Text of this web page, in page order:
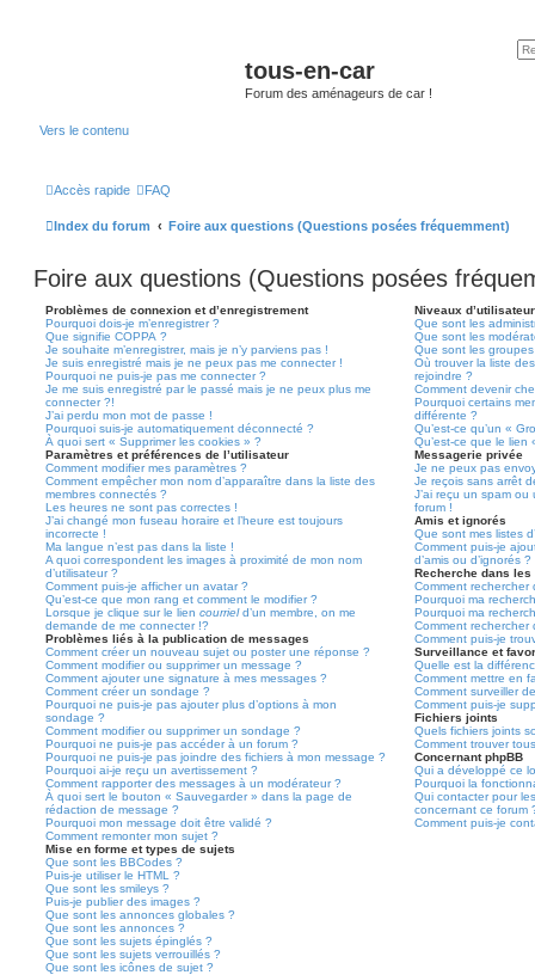
tous-en-car
Forum des aménageurs de car !
Vers le contenu
Accès rapide FAQ
Index du forum Foire aux questions (Questions posées fréquemment)
Foire aux questions (Questions posées
Problèmes de connexion et d’enregistrement
Pourquoi dois-je m’enregistrer ?
Que signifie COPPA ?
Je souhaite m’enregistrer, mais je n’y parviens pas !
Je suis enregistré mais je ne peux pas me connecter !
Pourquoi ne puis-je pas me connecter ?
Je me suis enregistré par le passé mais je ne peux plus me
connecter ?!
J’ai perdu mon mot de passe !
Pourquoi suis-je automatiquement déconnecté ?
À quoi sert « Supprimer les cookies » ?
Paramètres et préférences de l’utilisateur
Comment modifier mes paramètres ?
Comment empêcher mon nom d’apparaître dans la liste des
membres connectés ?
Les heures ne sont pas correctes !
J’ai changé mon fuseau horaire et l’heure est toujours
incorrecte !
Ma langue n’est pas dans la liste !
A quoi correspondent les images à proximité de mon nom
d’utilisateur ?
Comment puis-je afficher un avatar ?
Qu’est-ce que mon rang et comment le modifier ?
Lorsque je clique sur le lien courrield’un membre, on me
demande de me connecter !?
Problèmes liés à la publication de messages
Comment créer un nouveau sujet ou poster une réponse ?
Comment modifier ou supprimer un message ?
Comment ajouter une signature à mes messages ?
Comment créer un sondage ?
Pourquoi ne puis-je pas ajouter plus d’options à mon
sondage ?
Comment modifier ou supprimer un sondage ?
Pourquoi ne puis-je pas accéder à un forum ?
Pourquoi ne puis-je pas joindre des fichiers à mon message ?
Pourquoi ai-je reçu un avertissement ?
Comment rapporter des messages à un modérateur ?
À quoi sert le bouton « Sauvegarder » dans la page de
rédaction de message ?
Pourquoi mon message doit être validé ?
Comment remonter mon sujet ?
Mise en forme et types de sujets
Que sont les BBCodes ?
Puis-je utiliser le HTML ?
Que sont les smileys ?
Puis-je publier des images ?
Que sont les annonces globales ?
Que sont les annonces ?
Que sont les sujets épinglés ?
Que sont les sujets verrouillés ?
Que sont les icônes de sujet ?
Niveaux
Que sont les
Que sont les
Que sont les groupes
Où trouver la liste
rejoindre ?
Comment devenir
Pourquoi certains
différente ?
Qu’est-ce qu’un «
Qu’est-ce que le lien
Messagerie privée
Je ne peux pas
Je reçois sans arrêt
J’ai reçu un spam ou
forum !
Amis et ignorés
Que sont mes listes
Comment puis-je
d’amis ou d’ignorés ?
Recherche dans les
Comment rechercher
Pourquoi ma
Pourquoi ma
Comment rechercher
Comment puis-je
Surveillance et
Quelle est la
Comment mettre en
Comment surveiller
Comment puis-je
Fichiers joints
Quels fichiers joints
Comment trouver
Concernant phpBB
Qui a développé ce
Pourquoi la
Qui contacter pour
concernant ce forum
Comment puis-je